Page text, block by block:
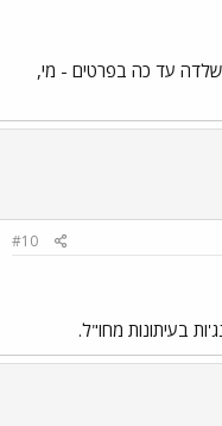
עד כה בפרטים - מי,
#10
בעיתונות מחו"ל.